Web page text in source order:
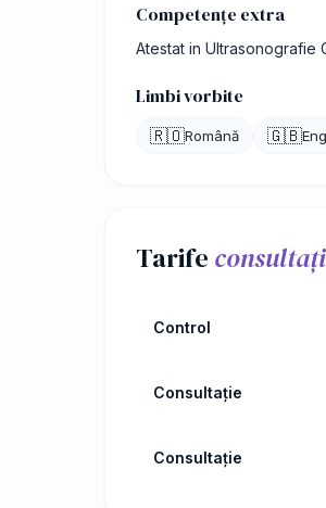
Competențe extra
Atestat in Ultrasonografie
Limbi vorbite
🇷🇴Română 🇬🇧
Tarife
Control
Consultație
Consultație